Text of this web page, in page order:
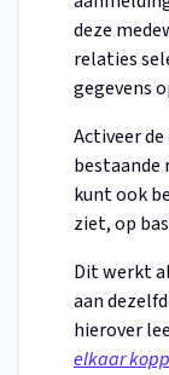
deze
relaties
gegevens
Activeer
bestaande
kunt ook
ziet, op
Dit werkt
aan
hierover
elkaar